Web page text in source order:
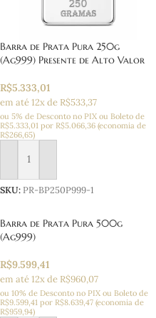
Barra de Prata Pura 250g
(Ag999) Presente de Alto Valor
R$5.333,01
em até 12x de R$533,37
ou 5% de Desconto no PIX ou Boleto de
R$5.333,01 por R$5.066,36 (economia de
R$266,65)
Adicionar ao carrinho
SKU: PR-BP250P999-1
Barra de Prata Pura 500g
(Ag999)
R$9.599,41
em até 12x de R$960,07
ou 10% de Desconto no PIX ou Boleto de
R$9.599,41 por R$8.639,47 (economia de
R$959,94)